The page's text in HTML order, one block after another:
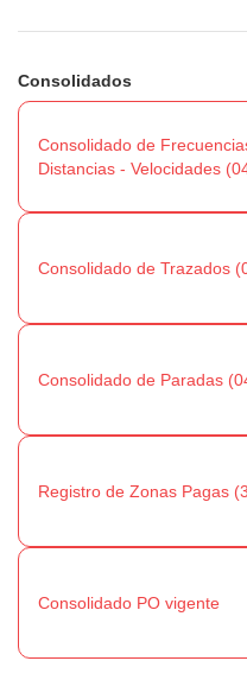
Consolidados
Consolidado de
Distancias - Velocidades
Consolidado de Trazados
Consolidado de Paradas
Registro de Zonas Pagas
Consolidado PO vigente